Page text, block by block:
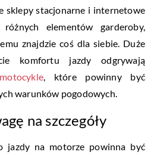
sklepy stacjonarne i internetowe
elementów garderoby,
znajdzie coś dla siebie. Duże
komfortu jazdy odgrywają
, które powinny być
warunków pogodowych.
na szczegóły
jazdy na motorze powinna być